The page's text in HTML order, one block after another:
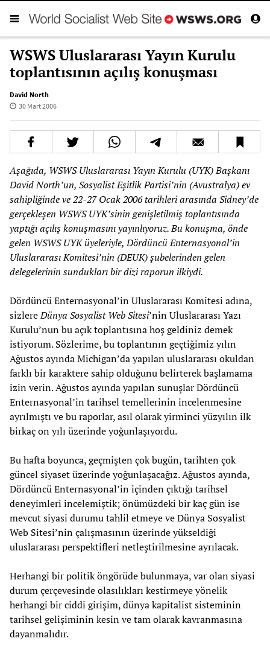
WSWS Uluslararası Yayın Kurulu
toplantısının açılış konuşması
David North
30 Mart 2006
Aşağıda, WSWS Uluslararası Yayın Kurulu (UYK) Başkanı
David North’un, Sosyalist Eşitlik Partisi’nin (Avustralya) ev
sahipliğinde ve 22-27 Ocak 2006 tarihleri arasında Sidney’de
gerçekleşen WSWS UYK’sinin genişletilmiş toplantısında
yaptığı açılış konuşmasını yayınlıyoruz. Bu konuşma, önde
gelen WSWS UYK üyeleriyle, Dördüncü Enternasyonal’in
Uluslararası Komitesi’nin (DEUK) şubelerinden gelen
delegelerinin sundukları bir dizi raporun ilkiydi.
Dördüncü Enternasyonal’in Uluslararası Komitesi adına,
sizlereDünya Sosyalist Web Sitesi’nin Uluslararası Yazı
Kurulu’nun bu açık toplantısına hoş geldiniz demek
istiyorum. Sözlerime, bu toplantının geçtiğimiz yılın
Ağustos ayında Michigan’da yapılan uluslararası okuldan
farklı bir karaktere sahip olduğunu belirterek başlamama
izin verin. Ağustos ayında yapılan sunuşlar Dördüncü
Enternasyonal’in tarihsel temellerinin incelenmesine
ayrılmıştı ve bu raporlar, asıl olarak yirminci yüzyılın ilk
birkaç on yılı üzerinde yoğunlaşıyordu.
Bu hafta boyunca, geçmişten çok bugün, tarihten çok
güncel siyaset üzerinde yoğunlaşacağız. Ağustos ayında,
Dördüncü Enternasyonal’in içinden çıktığı tarihsel
deneyimleri incelemiştik; önümüzdeki bir kaç gün ise
mevcut siyasi durumu tahlil etmeye ve Dünya Sosyalist
Web Sitesi’nin çalışmasının üzerinde yükseldiği
uluslararası perspektifleri netleştirilmesine ayrılacak.
Herhangi bir politik öngörüde bulunmaya, var olan siyasi
durum çerçevesinde olasılıkları kestirmeye yönelik
herhangi bir ciddi girişim, dünya kapitalist sisteminin
tarihsel gelişiminin kesin ve tam olarak kavranmasına
dayanmalıdır.